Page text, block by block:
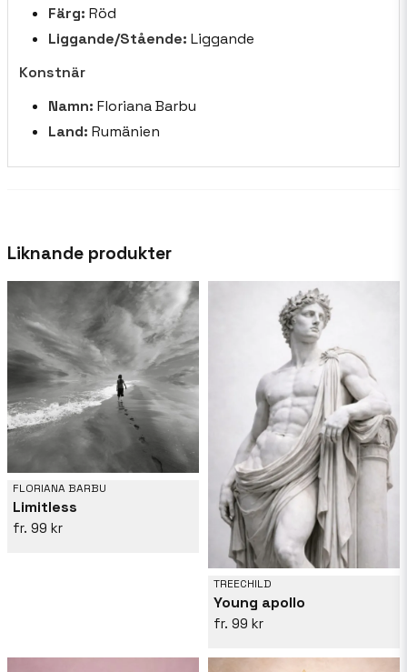
Färg: Röd
Liggande/Stående: Liggande
Konstnär
Namn: Floriana Barbu
Land: Rumänien
Liknande produkter
FLORIANA BARBU
Limitless
99 kr
TREECHILD
Young apollo
99 kr